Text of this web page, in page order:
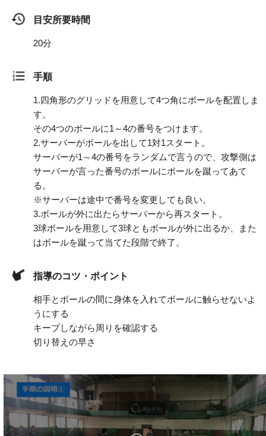
目安所要時間
20分
手順
1.四角形のグリッドを用意して4つ角にボールを配置しま
す。
その4つのボールに1～4の番号をつけます。
2.サーバーがボールを出して1対1スタート。
サーバーが1～4の番号をランダムで言うので、攻撃側は
サーバーが言った番号のボールにボールを蹴ってあて
る。
※サーバーは途中で番号を変更しても良い。
3.ボールが外に出たらサーバーから再スタート。
3球ボールを用意して3球ともボールが外に出るか、また
はボールを蹴って当てた段階で終了。
指導のコツ・ポイント
相手とボールの間に身体を入れてボールに触らせないよ
うにする
キープしながら周りを確認する
切り替えの早さ